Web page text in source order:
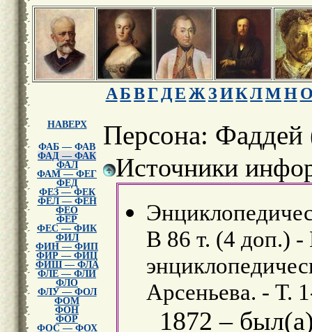
АБВГ ДЕ Ж ЗИКЛМН
НАВЕРХ
ФАБ — ФАВ
ФАД — ФАК
ФАЛ
ФАМ — ФЕГ
ФЕД
ФЕЗ — ФЕК
ФЕЛ — ФЕН
ФЕО
ФЕР
ФЕС — ФИК
ФИЛ
ФИН — ФИП
ФИР — ФИЦ
ФИШ — ФЛА
ФЛЕ — ФЛИ
ФЛО
ФЛУ — ФОЛ
ФОМ
ФОН
ФОР
ФОС — ФОХ
Персона: Фаддей
Источники
В 86 т. (4 доп.)
Арсеньева. - Т.
1872 –